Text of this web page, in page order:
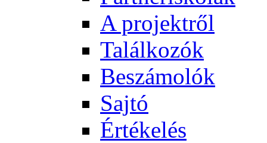
A projektről
Találkozók
Beszámolók
Sajtó
Értékelés